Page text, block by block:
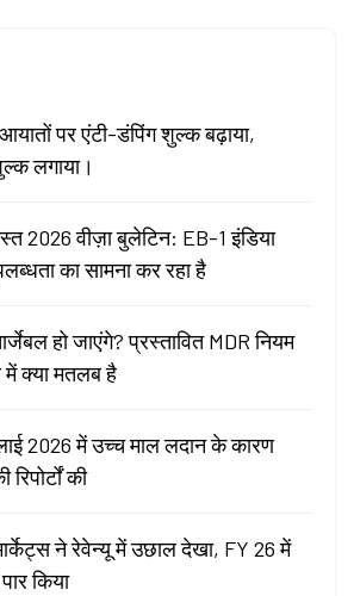
पर एंटी-डंपिंग शुल्क बढ़ाया,
लगाया।
2026 वीज़ा बुलेटिन: EB-1 इंडिया
का सामना कर रहा है
हो जाएंगे? प्रस्तावित MDR नियम
में क्या मतलब है
2026 में उच्च माल लदान के कारण
की
ने रेवेन्यू में उछाल देखा, FY 26 में
किया